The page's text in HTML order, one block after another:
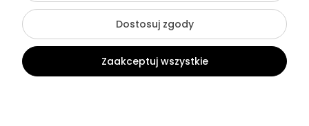
Pokaż pełną wersję strony
Sklep internetowy Shoper Premium
Dostosuj zgody
Zaakceptuj wszystkie